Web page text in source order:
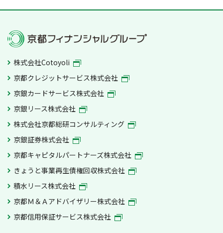
株式会社Cotoyoli
京都クレジットサービス株式会社
京銀カードサービス株式会社
京銀リース株式会社
株式会社京都総研コンサルティング
京銀証券株式会社
京都キャピタルパートナーズ株式会社
きょうと事業再生債権回収株式会社
積水リース株式会社
京都Ｍ＆Ａアドバイザリー株式会社
京都信用保証サービス株式会社